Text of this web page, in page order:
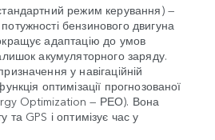
режим керування) —
бензинового двигуна
адаптацію до умов
акумуляторного заряду.
у навігаційній
оптимізації прогнозованої
Optimization — РЕО). Вона
та GPS і оптимізує час у